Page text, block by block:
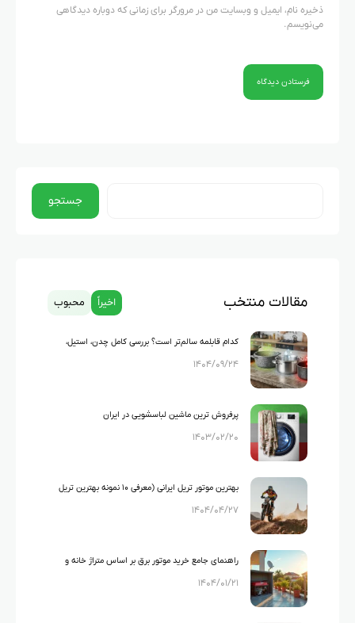
ذخیره نام، ایمیل و وبسایت من در مرورگر برای زمانی که دوباره دیدگاهی
می‌نویسم.
جستجو
مقالات منتخب اخیراً محبوب
کدام قابلمه سالم‌تر است؟ بررسی کامل چدن، استیل،
گرانیت و تفلون
۱۴۰۴/۰۹/۲۴
پرفروش ترین ماشین لباسشویی در ایران
۱۴۰۳/۰۲/۲۰
بهترین موتور تریل ایرانی (معرفی ۱۰ نمونه بهترین تریل
های ایرانی)
۱۴۰۴/۰۴/۲۷
راهنمای جامع خرید موتور برق بر اساس متراژ خانه و
لوازم خانگی
۱۴۰۴/۰۱/۲۱